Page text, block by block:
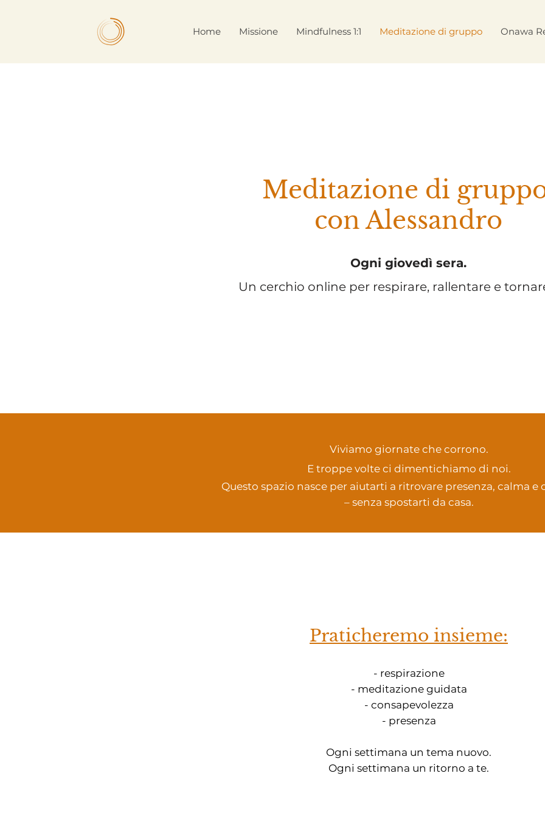
Home Missione Mindfulness 1:1 Meditazione di gruppo Onawa
Meditazione di
con Alessandro
Ogni giovedì sera.
Un cerchio online per respirare, rallentare e
Viviamo giornate che corrono.
E troppe volte ci dimentichiamo di noi.
Questo spazio nasce per aiutarti a ritrovare presenza, calma e
– senza spostarti da casa.
Praticheremo insieme:
- respirazione
- meditazione guidata
- consapevolezza
- presenza
Ogni settimana un tema nuovo.
Ogni settimana un ritorno a te.